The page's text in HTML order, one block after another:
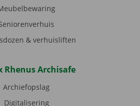
& verhuisliften
Rhenus Archisafe
Archiefopslag
Digitalisering